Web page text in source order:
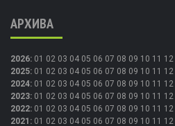
АРХИВА
2026: 01 02 03 04 05 06 07 08 09 10 11 12
2025: 01 02 03 04 05 06 07 08 09 10 11 12
2024: 01 02 03 04 05 06 07 08 09 10 11 12
2023: 01 02 03 04 05 06 07 08 09 10 11 12
2022: 01 02 03 04 05 06 07 08 09 10 11 12
2021 : 01 02 03 04 05 06 07 08 09 10 11 12